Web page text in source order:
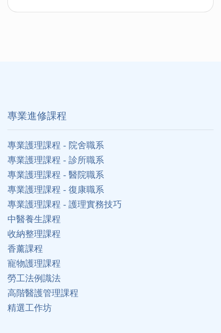
專業進修課程
專業護理課程 - 院舍職系
專業護理課程 - 診所職系
專業護理課程 - 醫院職系
專業護理課程 - 復康職系
專業護理課程 - 護理實務技巧
中醫養生課程
收納整理課程
香薰課程
寵物護理課程
勞工法例識法
高階醫護管理課程
精選工作坊